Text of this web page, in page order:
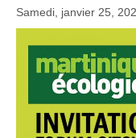
Samedi, janvier 25,